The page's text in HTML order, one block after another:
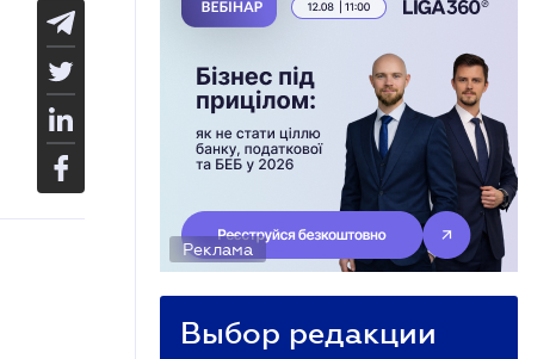
Реклама
Выбор редакции